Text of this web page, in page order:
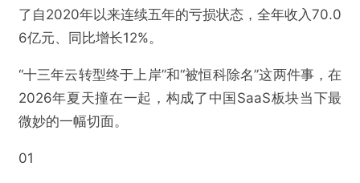
了自2020年以来连续五年的亏损状态，全年收入70.0
6亿元、同比增长12%。
“十三年云转型终于上岸”和“被恒科除名”这两件事，在
2026年夏天撞在一起，构成了中国SaaS板块当下最
微妙的一幅切面。
01